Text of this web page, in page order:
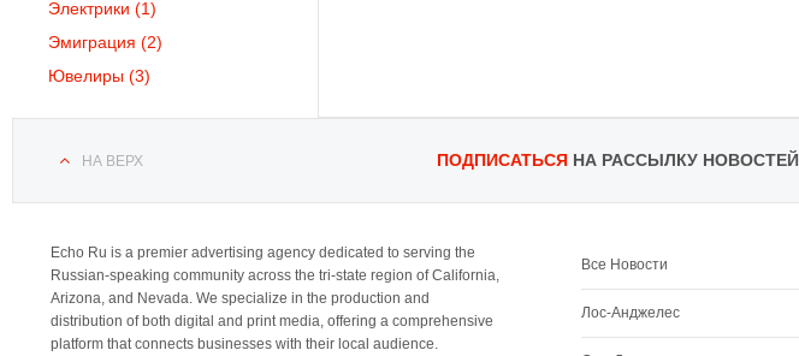
Электрики (1)
Эмиграция (2)
Ювелиры (3)
НА ВЕРХ ПОДПИСАТЬСЯНА РАССЫЛКУ НОВОСТЕЙ
Echo Ru is a premier advertising agency dedicated to serving the
Russian-speaking community across the tri-state region of California,
Arizona, and Nevada. We specialize in the production and
distribution of both digital and print media, offering a comprehensive
platform that connects businesses with their local audience.
Все Новости
Лос-Анджелес